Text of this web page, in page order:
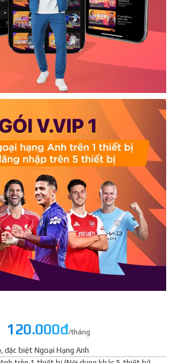
120.000đ/tháng
đặc biệt Ngoại Hạng Anh